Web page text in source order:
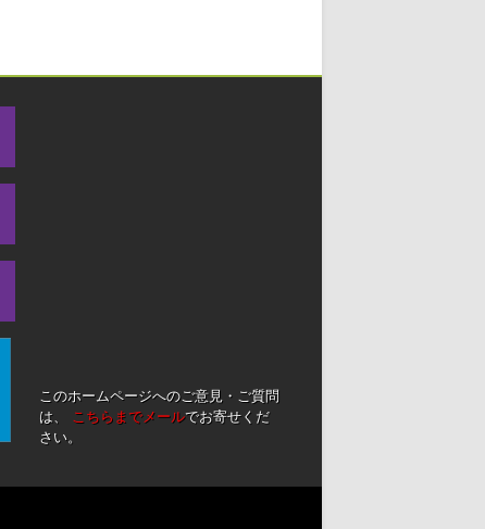
このホームページへのご意見・ご質問
は、 こちらまでメールでお寄せくだ
さい。